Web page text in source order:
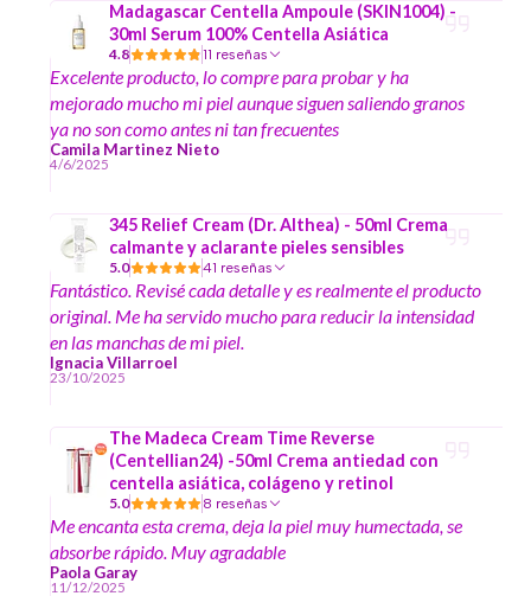
Madagascar Centella Ampoule (SKIN1004) -
30ml Serum 100% Centella Asiática
4.8 11 reseñas
Excelente producto, lo compre para probar y ha
mejorado mucho mi piel aunque siguen saliendo granos
ya no son como antes ni tan frecuentes
Camila Martinez Nieto
4/6/2025
345 Relief Cream (Dr. Althea) - 50ml Crema
calmante y aclarante pieles sensibles
5.0 41 reseñas
Fantástico. Revisé cada detalle y es realmente el producto
original. Me ha servido mucho para reducir la intensidad
en las manchas de mi piel.
Ignacia Villarroel
23/10/2025
The Madeca Cream Time Reverse
(Centellian24) -50ml Crema antiedad con
centella asiática, colágeno y retinol
5.0 8 reseñas
Me encanta esta crema, deja la piel muy humectada, se
absorbe rápido. Muy agradable
Paola Garay
11/12/2025